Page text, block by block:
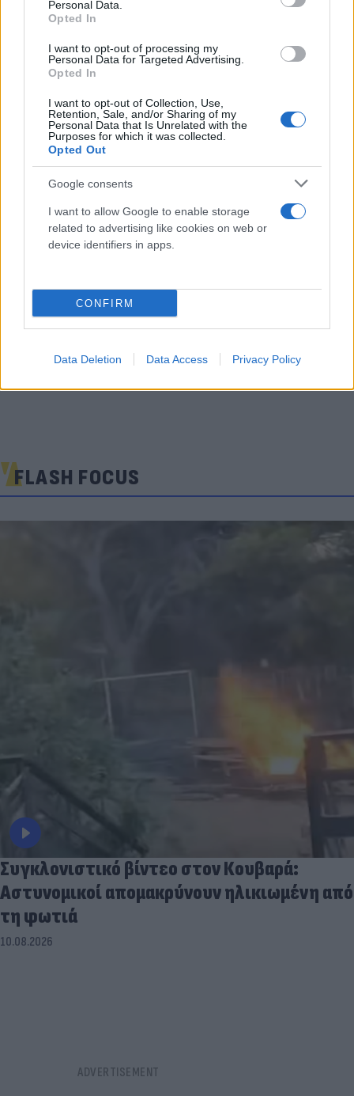
Personal Data.
Opted In
I want to opt-out of processing my
Personal Data for Targeted Advertising.
Opted In
I want to opt-out of Collection, Use,
Retention, Sale, and/or Sharing of my
Personal Data that Is Unrelated with the
Purposes for which it was collected.
Opted Out
Google consents
I want to allow Google to enable storage
related to advertising like cookies on web or
device identifiers in apps.
CONFIRM
Data Deletion Data Access Privacy Policy
FLASH FOCUS
Συγκλονιστικό βίντεο στον Κουβαρά:
Αστυνομικοί απομακρύνουν ηλικιωμένη από
τη φωτιά
10.08.2026